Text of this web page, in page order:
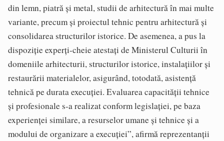
din lemn, piatră și metal, studii de arhitectură în mai multe
variante, precum și proiectul tehnic pentru arhitectură și
consolidarea structurilor istorice. De asemenea, a pus la
dispoziție experți-cheie atestați de Ministerul Culturii în
domeniile arhitecturii, structurilor istorice, instalațiilor și
restaurării materialelor, asigurând, totodată, asistență
tehnică pe durata execuției. Evaluarea capacității tehnice
și profesionale s-a realizat conform legislației, pe baza
experienței similare, a resurselor umane și tehnice și a
modului de organizare a execuției”, afirmă reprezentanții